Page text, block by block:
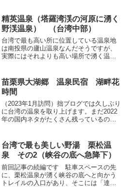
渓温泉街の北部に位置する礁渓バスター
ミナルには礁渓温泉公...
精英温泉（塔羅湾渓の河原に湧く
野渓温泉） （台湾中部）
台湾で最も高い所に位置している温泉地
は南投県の廬山温泉なんだそうですが、
実際にはそれよりも高い場所で湧く温泉
る「精英温泉」という野湯が存在してい
ます。旅行前にその情報を...
苗栗県大湖郷 温泉民宿 湖畔花
時間
（2023年1月訪問）拙ブログでは久しぶり
に台湾の温泉を取り上げます。まだ2022
年の国内ネタがたくさん残っているので
置いておき、台湾ネタを優先させます。
台湾に温泉が多...
台湾で最も美しい野湯 栗松温
泉 その2（峡谷の底へ急降下）
前回記事の続編です 駐車スペースの先
に、栗松温泉が湧く峡谷の底へと向かう
トレイルの入口があり、そこには「達道